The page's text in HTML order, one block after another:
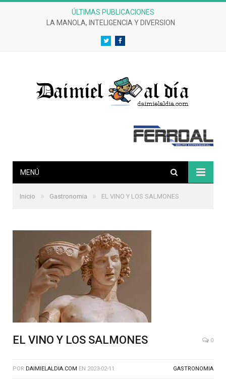
ÚLTIMAS PUBLICACIONES
LA MANOLA, INTELIGENCIA Y DIVERSION
TwitterFacebook
MENÚ
Inicio » Gastronomia » EL VINO Y LOS SALMONES
EL VINO Y LOS SALMONES 0
POR DAIMIELALDIA.COM EN 2023-02-11 GASTRONOMIA